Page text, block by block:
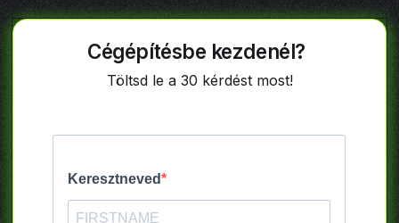
Cégépítésbe kezdenél?
Töltsd le a 30 kérdést most!